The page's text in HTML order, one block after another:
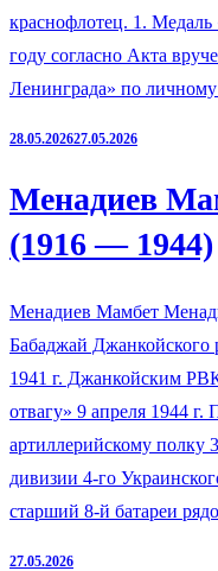
краснофлотец. 1.
году согласно Акта
Ленинграда» по
28.05.202627.05.2026
Менадиев
(1916 — 1944)
Менадиев Мамбет
Бабаджай
1941 г. Джанкойским
отвагу» 9 апреля 1944
артиллерийскому полку
дивизии 4-го
старший 8-й батареи
27.05.2026